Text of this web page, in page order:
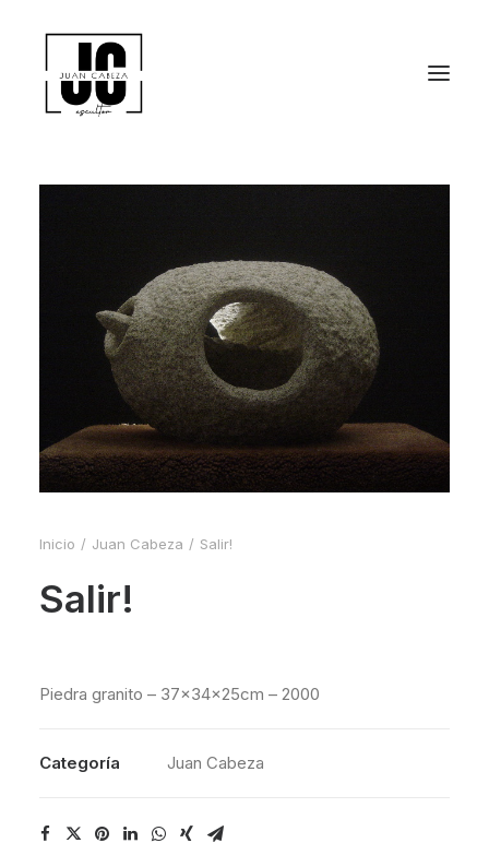
Inicio Juan Cabeza Salir!
Salir!
Piedra granito – 37x34x25cm – 2000
Categoría Juan Cabeza